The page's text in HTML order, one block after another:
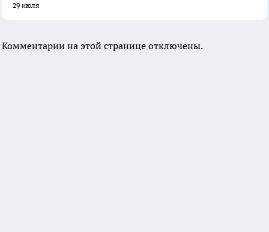
29 июля
Комментарии на этой странице отключены.